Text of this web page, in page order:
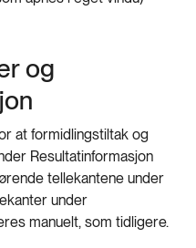
og
at formidlingstiltak og
Resultatinformasjon
tellekantene under
under
manuelt, som tidligere.